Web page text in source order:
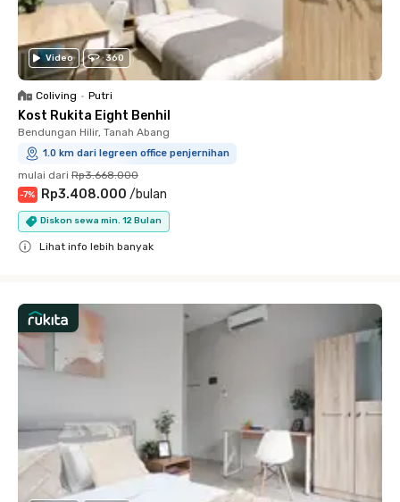
Video 360
Coliving • Putri
Kost Rukita Eight Benhil
Bendungan Hilir, Tanah Abang
1.0 km dari legreen office penjernihan
mulai dari Rp3.668.000
-7% Rp3.408.000 /bulan
Diskon sewa min. 12 Bulan
Lihat info lebih banyak